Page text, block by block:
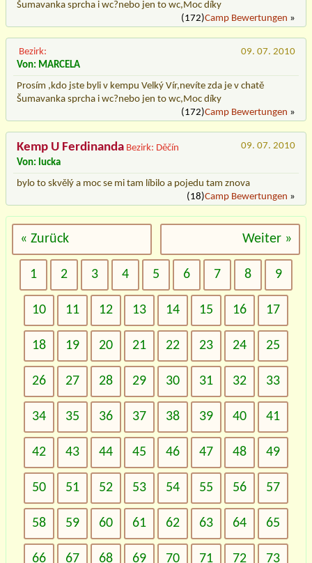
Šumavanka sprcha i wc?nebo jen to wc,Moc díky
(172)Camp Bewertungen »
Bezirk:
09. 07. 2010
Von: MARCELA
Prosím ,kdo jste byli v kempu Velký Vír,nevíte zda je v chatě
Šumavanka sprcha i wc?nebo jen to wc,Moc díky
(172)Camp Bewertungen »
Kemp U Ferdinanda Bezirk: Děčín
09. 07. 2010
Von: lucka
bylo to skvělý a moc se mi tam líbilo a pojedu tam znova
(18)Camp Bewertungen »
« Zurück Weiter »
1 2 3 4 5 6 7 8 9
10 11 12 13 14 15 16 17
18 19 20 21 22 23 24 25
26 27 28 29 30 31 32 33
34 35 36 37 38 39 40 41
42 43 44 45 46 47 48 49
50 51 52 53 54 55 56 57
58 59 60 61 62 63 64 65
66 67 68 69 70 71 72 73